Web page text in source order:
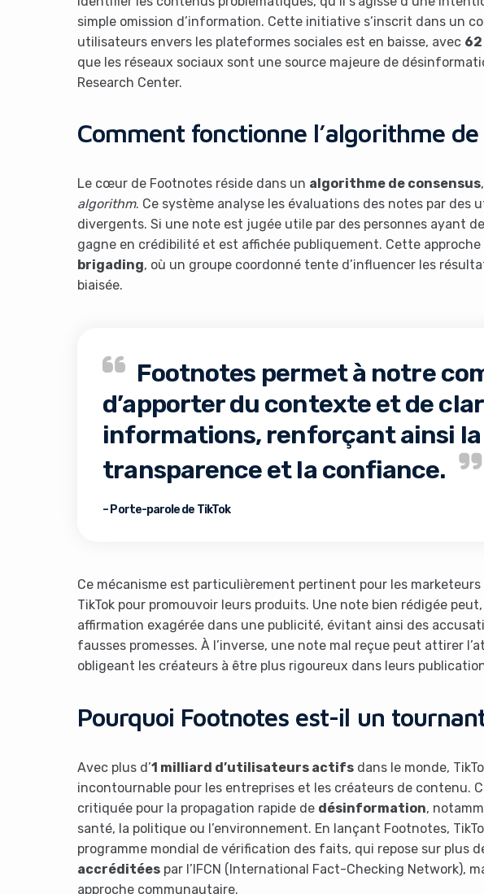
simple omission d’information. Cette initiative s’inscrit dans un
utilisateurs envers les plateformes sociales est en baisse, avec
que les réseaux sociaux sont une source majeure de
Research Center.
Comment fonctionne l’algorithme de
Le cœur de Footnotes réside dans un algorithme de consensus
algorithm. Ce système analyse les évaluations des notes par des
divergents. Si une note est jugée utile par des personnes ayant
gagne en crédibilité et est affichée publiquement. Cette
brigading, où un groupe coordonné tente d’influencer les
biaisée.
Footnotes permet à notre
d’apporter du contexte et de
informations, renforçant ainsi la
transparence et la confiance.
– Porte-parole de TikTok
Ce mécanisme est particulièrement pertinent pour les
TikTok pour promouvoir leurs produits. Une note bien rédigée
affirmation exagérée dans une publicité, évitant ainsi des
fausses promesses. À l’inverse, une note mal reçue peut attirer
obligeant les créateurs à être plus rigoureux dans leurs
Pourquoi Footnotes est-il un
Avec plus d’1 milliard d’utilisateurs actifsdans le monde,
incontournable pour les entreprises et les créateurs de contenu.
critiquée pour la propagation rapide de désinformation,
santé, la politique ou l’environnement. En lançant Footnotes,
programme mondial de vérification des faits, qui repose sur plus
accréditéespar l’IFCN (International Fact-Checking Network),
approche communautaire.
It looks like
Yes, I will